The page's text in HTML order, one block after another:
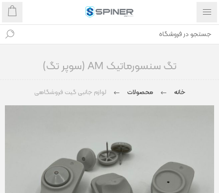
تگ سنسورماتیک AM (سوپر تگ)
خانه محصولات لوازم جانبی گیت فروشگاهی